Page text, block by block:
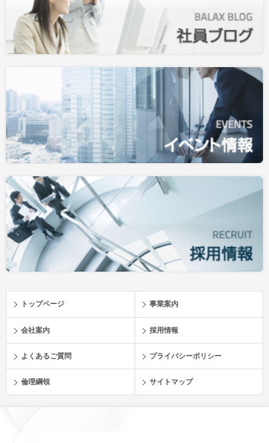
トップページ 事業案内
会社案内 採用情報
よくあるご質問 プライバシーポリシー
倫理綱領 サイトマップ